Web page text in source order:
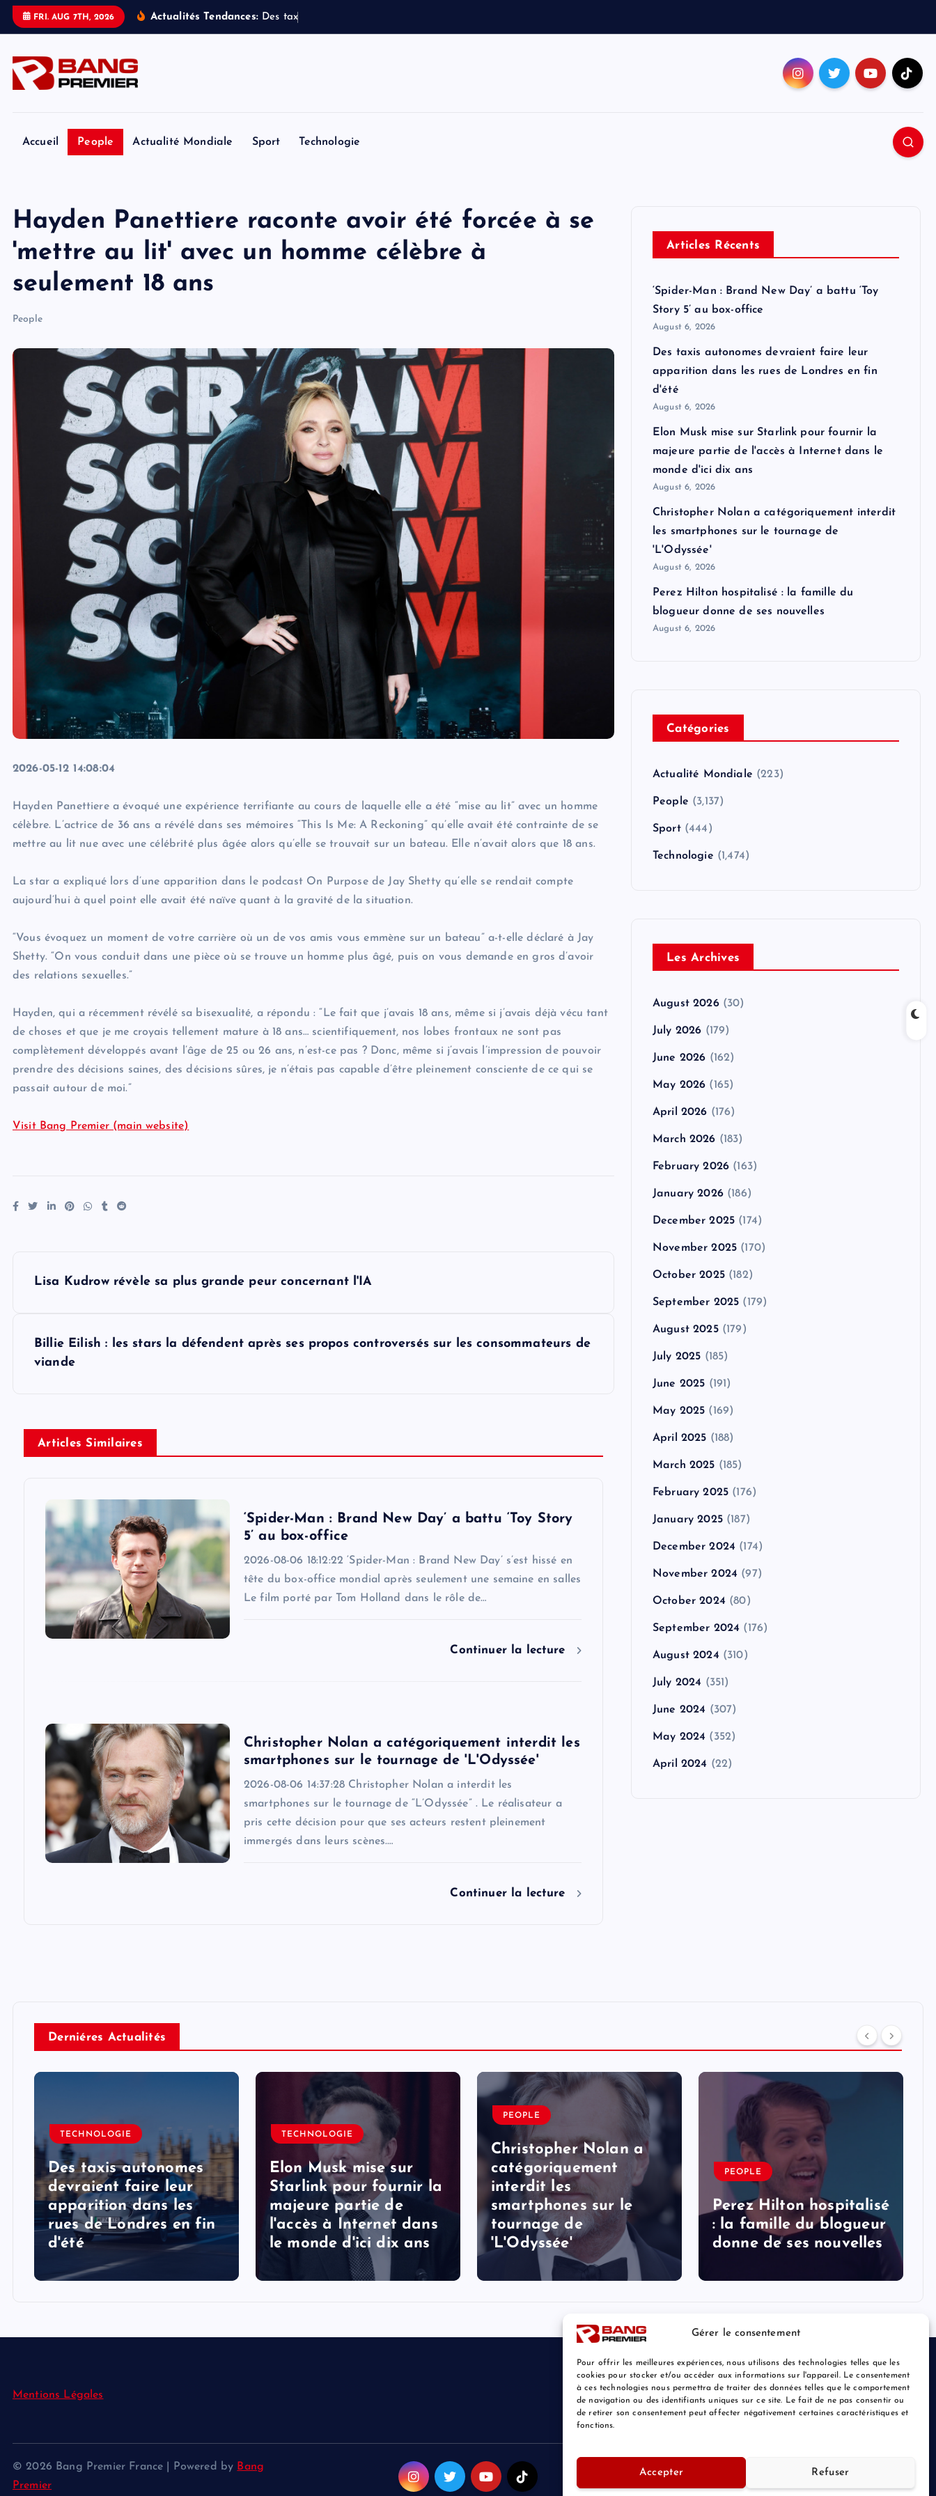
Gérer le consentement
Pour offrir les meilleures expériences, nous utilisons des technologies telles que les
cookies pour stocker et/ou accéder aux informations sur l'appareil. Le consentement
à ces technologies nous permettra de traiter des données telles que le comportement
de navigation ou des identifiants uniques sur ce site. Le fait de ne pas consentir ou
de retirer son consentement peut affecter négativement certaines caractéristiques et
fonctions.
Accepter Refuser
FRI. AUG 7TH, 2026 Actualités Tendances: Des tax
Accueil People Actualité Mondiale Sport Technologie
Hayden Panettiere raconte avoir été forcée à se
'mettre au lit' avec un homme célèbre à
seulement 18 ans
People
2026-05-12 14:08:04
Hayden Panettiere a évoqué une expérience terrifiante au cours de laquelle elle a été “mise au lit” avec un homme
célèbre. L’actrice de 36 ans a révélé dans ses mémoires “This Is Me: A Reckoning” qu’elle avait été contrainte de se
mettre au lit nue avec une célébrité plus âgée alors qu’elle se trouvait sur un bateau. Elle n’avait alors que 18 ans.
La star a expliqué lors d’une apparition dans le podcast On Purpose de Jay Shetty qu’elle se rendait compte
aujourd’hui à quel point elle avait été naïve quant à la gravité de la situation.
“Vous évoquez un moment de votre carrière où un de vos amis vous emmène sur un bateau” a-t-elle déclaré à Jay
Shetty. “On vous conduit dans une pièce où se trouve un homme plus âgé, puis on vous demande en gros d’avoir
des relations sexuelles.”
Hayden, qui a récemment révélé sa bisexualité, a répondu : “Le fait que j’avais 18 ans, même si j’avais déjà vécu tant
de choses et que je me croyais tellement mature à 18 ans… scientifiquement, nos lobes frontaux ne sont pas
complètement développés avant l’âge de 25 ou 26 ans, n’est-ce pas ? Donc, même si j’avais l’impression de pouvoir
prendre des décisions saines, des décisions sûres, je n’étais pas capable d’être pleinement consciente de ce qui se
passait autour de moi.”
Visit Bang Premier (main website)
n
a
Lisa Kudrow révèle sa plus grande peur concernant l'IA
Billie Eilish : les stars la défendent après ses propos controversés sur les consommateurs de
viande
Articles Similaires
‘Spider-Man : Brand New Day’ a battu ‘Toy Story
5’ au box-office
2026-08-06 18:12:22 ‘Spider-Man : Brand New Day’ s’est hissé en
tête du box-office mondial après seulement une semaine en salles
Le film porté par Tom Holland dans le rôle de…
Continuer la lecture
Christopher Nolan a catégoriquement interdit les
smartphones sur le tournage de 'L'Odyssée'
2026-08-06 14:37:28 Christopher Nolan a interdit les
smartphones sur le tournage de “L’Odyssée” . Le réalisateur a
pris cette décision pour que ses acteurs restent pleinement
immergés dans leurs scènes.…
Continuer la lecture
Articles Récents
‘Spider-Man : Brand New Day’ a battu ‘Toy
Story 5’ au box-office
August 6, 2026
Des taxis autonomes devraient faire leur
apparition dans les rues de Londres en fin
d'été
August 6, 2026
Elon Musk mise sur Starlink pour fournir la
majeure partie de l'accès à Internet dans le
monde d'ici dix ans
August 6, 2026
Christopher Nolan a catégoriquement interdit
les smartphones sur le tournage de
'L'Odyssée'
August 6, 2026
Perez Hilton hospitalisé : la famille du
blogueur donne de ses nouvelles
August 6, 2026
Catégories
Actualité Mondiale (223)
People (3,137)
Sport(444)
Technologie (1,474)
Les Archives
August 2026(30)
July 2026 (179)
June 2026 (162)
May 2026 (165)
April 2026 (176)
March 2026 (183)
February 2026 (163)
January 2026(186)
December 2025 (174)
November 2025 (170)
October 2025(182)
September 2025 (179)
August 2025(179)
July 2025 (185)
June 2025 (191)
May 2025 (169)
April 2025 (188)
March 2025 (185)
February 2025 (176)
January 2025(187)
December 2024 (174)
November 2024 (97)
October 2024 (80)
September 2024 (176)
August 2024 (310)
July 2024 (351)
June 2024 (307)
May 2024 (352)
April 2024 (22)
Derniéres Actualités
TECHNOLOGIE
Des taxis autonomes
devraient faire leur
apparition dans les
rues de Londres en fin
d'été
TECHNOLOGIE
Elon Musk mise sur
Starlink pour fournir la
majeure partie de
l'accès à Internet dans
le monde d'ici dix ans
PEOPLE
Christopher Nolan a
catégoriquement
interdit les
smartphones sur le
tournage de
'L'Odyssée'
PEOPLE
Perez Hilton hospitalisé
: la famille du blogueur
donne de ses nouvelles
Mentions Légales
© 2026 Bang Premier France | Powered by Bang
Premier
Retour au Sommet